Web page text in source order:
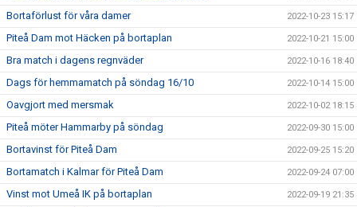
Bortaförlust för våra damer 2022-10-23 15:17
Piteå Dam mot Häcken på bortaplan 2022-10-21 15:00
Bra match i dagens regnväder 2022-10-16 18:40
Dags för hemmamatch på söndag 16/10 2022-10-14 15:00
Oavgjort med mersmak 2022-10-02 18:15
Piteå möter Hammarby på söndag 2022-09-30 15:00
Bortavinst för Piteå Dam 2022-09-25 15:20
Bortamatch i Kalmar för Piteå Dam 2022-09-24 07:00
Vinst mot Umeå IK på bortaplan 2022-09-19 21:35